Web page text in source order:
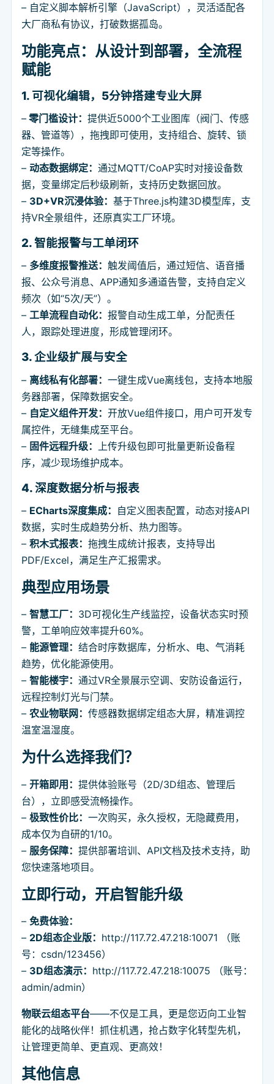
– 自定义脚本解析引擎（JavaScript），灵活适配各
大厂商私有协议，打破数据孤岛。
功能亮点：从设计到部署，全流程
赋能
1. 可视化编辑，5分钟搭建专业大屏
– 零门槛设计： 提供近5000个工业图库（阀门、传感
器、管道等），拖拽即可使用，支持组合、旋转、锁
定等操作。
– 动态数据绑定： 通过MQTT/CoAP实时对接设备数
据，变量绑定后秒级刷新，支持历史数据回放。
– 3D+VR沉浸体验： 基于Three.js构建3D模型库，支
持VR全景组件，还原真实工厂环境。
2. 智能报警与工单闭环
– 多维度报警推送： 触发阈值后，通过短信、语音播
报、公众号消息、APP通知多通道告警，支持自定义
频次（如“5次/天”）。
– 工单流程自动化： 报警自动生成工单，分配责任
人，跟踪处理进度，形成管理闭环。
3. 企业级扩展与安全
– 离线私有化部署： 一键生成Vue离线包，支持本地服
务器部署，保障数据安全。
– 自定义组件开发： 开放Vue组件接口，用户可开发专
属控件，无缝集成至平台。
– 固件远程升级：
上传升级包即可批量更新设备程
序，减少现场维护成本。
4. 深度数据分析与报表
– ECharts深度集成： 自定义图表配置，动态对接API
数据，实时生成趋势分析、热力图等。
– 积木式报表： 拖拽生成统计报表，支持导出
PDF/Excel，满足生产汇报需求。
典型应用场景
– 智慧工厂： 3D可视化生产线监控，设备状态实时预
警，工单响应效率提升60%。
– 能源管理： 结合时序数据库，分析水、电、气消耗
趋势，优化能源使用。
– 智能楼宇： 通过VR全景展示空调、安防设备运行，
远程控制灯光与门禁。
– 农业物联网： 传感器数据绑定组态大屏，精准调控
温室温湿度。
为什么选择我们？
– 开箱即用： 提供体验账号（2D/3D组态、管理后
台），立即感受流畅操作。
– 极致性价比： 一次购买，永久授权，无隐藏费用，
成本仅为自研的1/10。
– 服务保障： 提供部署培训、API文档及技术支持，助
您快速落地项目。
立即行动，开启智能升级
– 免费体验：
– 2D组态企业版： http://117.72.47.218:10071 （账
号：csdn/123456）
– 3D组态演示： http://117.72.47.218:10075 （账号：
admin/admin）
物联云组态平台——不仅是工具，更是您迈向工业智
能化的战略伙伴！抓住机遇，抢占数字化转型先机，
让管理更简单、更直观、更高效！
其他信息